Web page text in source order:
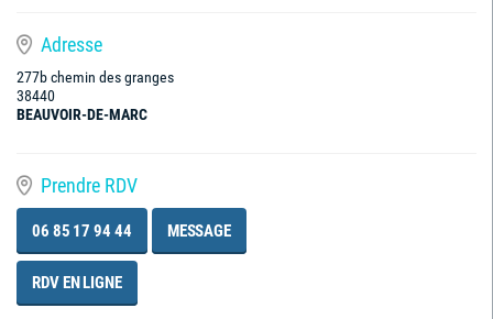
Adresse
277b chemin des granges
38440
BEAUVOIR-DE-MARC
Prendre RDV
06 85 17 94 44 MESSAGE
RDV EN LIGNE